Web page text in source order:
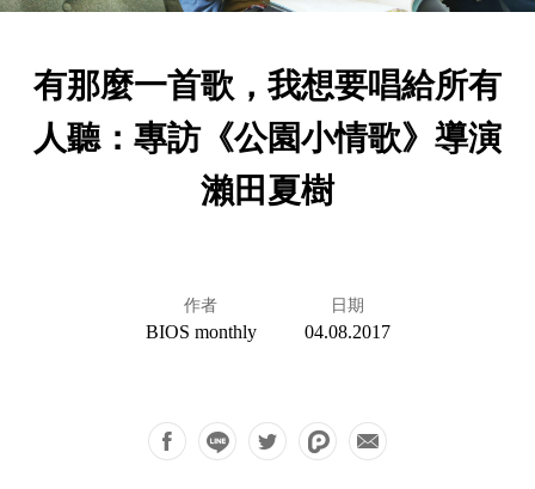
有那麼一首歌，我想要唱給所有
人聽：專訪《公園小情歌》導演
瀨田夏樹
作者
BIOS monthly
日期
04.08.2017